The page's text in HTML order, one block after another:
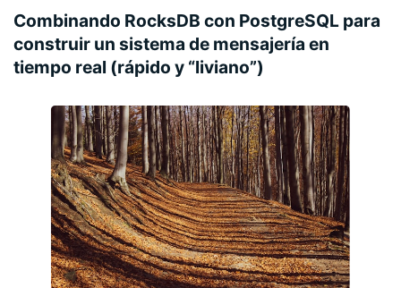
Combinando RocksDB con PostgreSQL para
construir un sistema de mensajería en
tiempo real (rápido y “liviano”)